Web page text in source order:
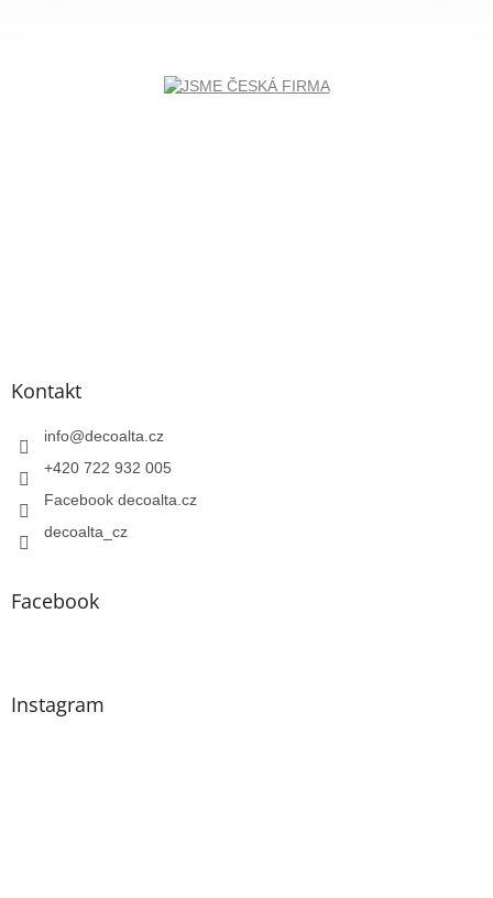
Kontakt
info@decoalta.cz
+420 722 932 005
Facebook decoalta.cz
decoalta_cz
Facebook
Instagram